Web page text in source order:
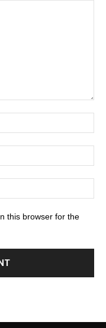
this browser for the